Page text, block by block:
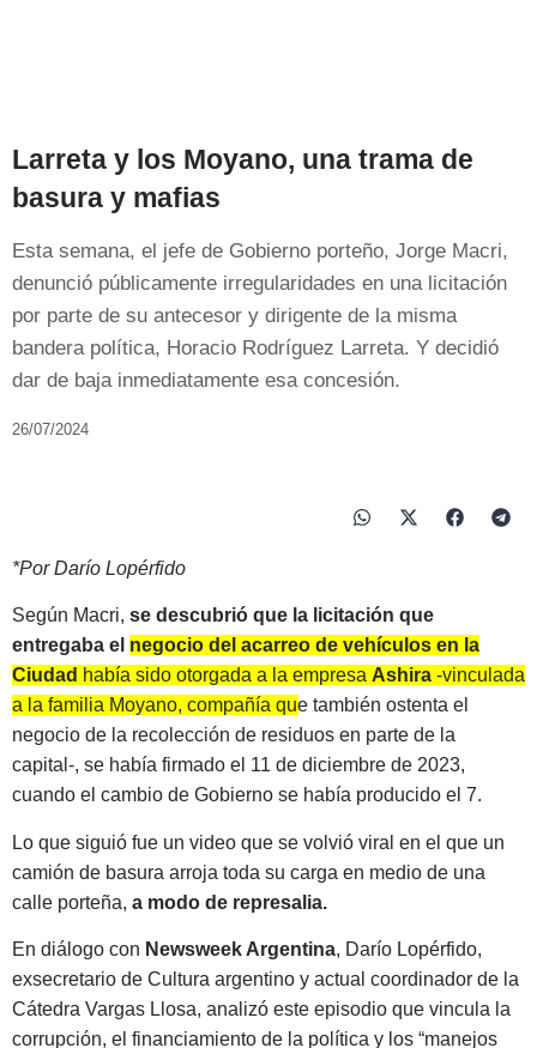
Larreta y los Moyano, una trama de
basura y mafias
Esta semana, el jefe de Gobierno porteño, Jorge Macri,
denunció públicamente irregularidades en una licitación
por parte de su antecesor y dirigente de la misma
bandera política, Horacio Rodríguez Larreta. Y decidió
dar de baja inmediatamente esa concesión.
26/07/2024
*Por Darío Lopérfido
Según Macri, se descubrió que la licitación que
entregaba el negocio del acarreo de vehículos en la
Ciudad había sido otorgada a la empresa Ashira -vinculada
a la familia Moyano, compañía que también ostenta el
negocio de la recolección de residuos en parte de la
capital-, se había firmado el 11 de diciembre de 2023,
cuando el cambio de Gobierno se había producido el 7.
Lo que siguió fue un video que se volvió viral en el que un
camión de basura arroja toda su carga en medio de una
calle porteña, a modo de represalia.
En diálogo con Newsweek Argentina, Darío Lopérfido,
exsecretario de Cultura argentino y actual coordinador de la
Cátedra Vargas Llosa, analizó este episodio que vincula la
corrupción, el financiamiento de la política y los “manejos